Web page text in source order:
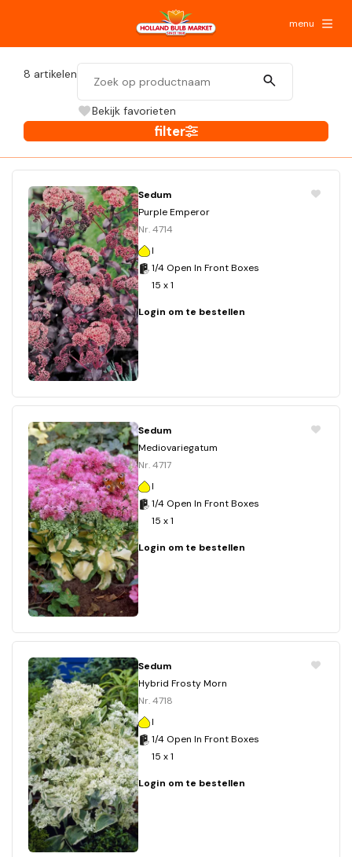
menu
8 artikelen
Bekijk favorieten
filter
Sedum
Purple Emperor
Nr. 4714
I
1/4 Open In Front Boxes
15 x 1
Login om te bestellen
Sedum
Mediovariegatum
Nr. 4717
I
1/4 Open In Front Boxes
15 x 1
Login om te bestellen
Sedum
Hybrid Frosty Morn
Nr. 4718
I
1/4 Open In Front Boxes
15 x 1
Login om te bestellen